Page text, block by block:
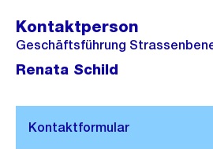
Kontaktperson
Geschäftsführung
Renata Schild